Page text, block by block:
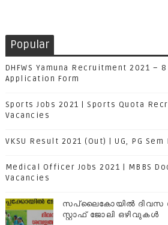
Popular
DHFWS Yamuna Recruitment 2021 –
Application Form
Sports Jobs 2021 | Sports Quota
Vacancies
VKSU Result 2021 (Out) | UG, PG
Medical Officer Jobs 2021 | MBBS
Vacancies
സപ്ലൈകോയില്‍ ദിവസ
സ്റ്റാഫ് ജോലി ഒഴിവുകൾ